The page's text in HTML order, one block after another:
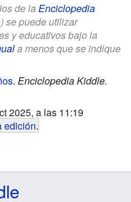
de la Enciclopedia
se puede utilizar
y educativos bajo la
a menos que se indique
. Enciclopedia Kiddle.
2025, a las 11:19
edición.